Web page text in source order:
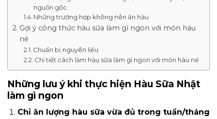
nguồn gốc
Những trường hợp không nên ăn hàu
Gợi ý công thức hàu sữa làm gì ngon với món hàu
né
Chuẩn bị nguyên liệu
Chi tiết cách làm hàu sữa làm gì ngon với món hàu né
Những lưu ý khi thực hiện Hàu Sữa Nhật
làm gì ngon
Chỉ ăn lượng hàu sữa vừa đủ trong tuần/tháng